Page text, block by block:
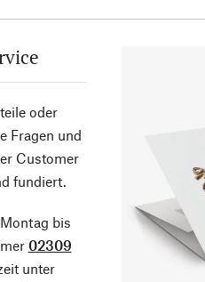
oder
Fragen und
Customer
fundiert.
bis
02309
unter